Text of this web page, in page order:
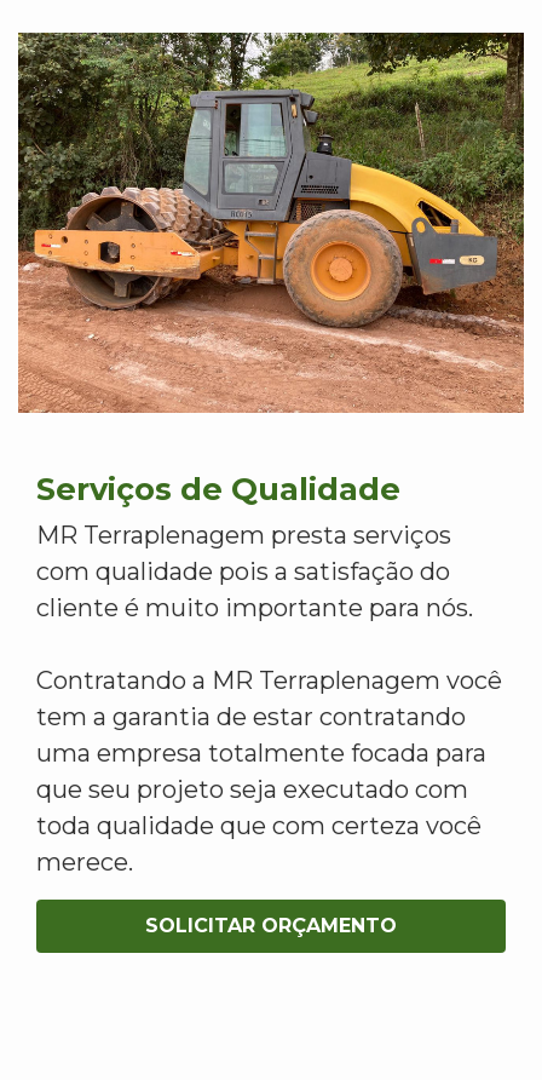
Serviços de Qualidade
MR Terraplenagem presta serviços
com qualidade pois a satisfação do
cliente é muito importante para nós.
Contratando a MR Terraplenagem você
tem a garantia de estar contratando
uma empresa totalmente focada para
que seu projeto seja executado com
toda qualidade que com certeza você
merece.
SOLICITAR ORÇAMENTO